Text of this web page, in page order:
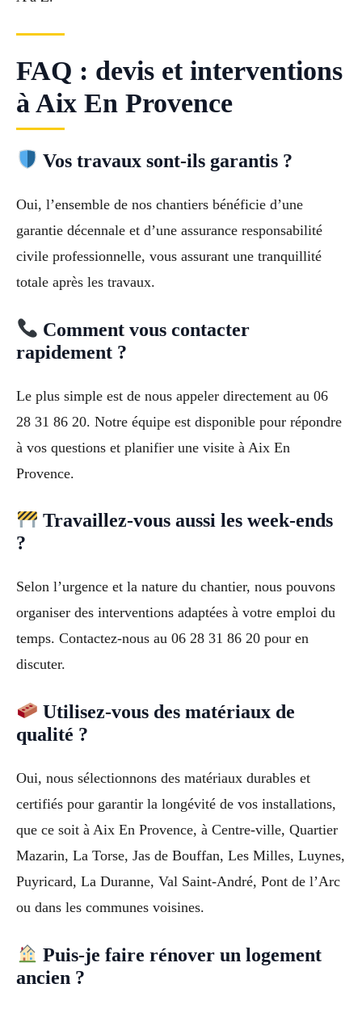
FAQ : devis et interventions
à Aix En Provence
Vos travaux sont-ils garantis ?
Oui, l’ensemble de nos chantiers bénéficie d’une
garantie décennale et d’une assurance responsabilité
civile professionnelle, vous assurant une tranquillité
totale après les travaux.
Comment vous contacter
rapidement ?
Le plus simple est de nous appeler directement au 06
28 31 86 20. Notre équipe est disponible pour répondre
à vos questions et planifier une visite à Aix En
Provence.
Travaillez-vous aussi les week-ends
?
Selon l’urgence et la nature du chantier, nous pouvons
organiser des interventions adaptées à votre emploi du
temps. Contactez-nous au 06 28 31 86 20 pour en
discuter.
Utilisez-vous des matériaux de
qualité ?
Oui, nous sélectionnons des matériaux durables et
certifiés pour garantir la longévité de vos installations,
que ce soit à Aix En Provence, à Centre-ville, Quartier
Mazarin, La Torse, Jas de Bouffan, Les Milles, Luynes,
Puyricard, La Duranne, Val Saint-André, Pont de l’Arc
ou dans les communes voisines.
Puis-je faire rénover un logement
ancien ?